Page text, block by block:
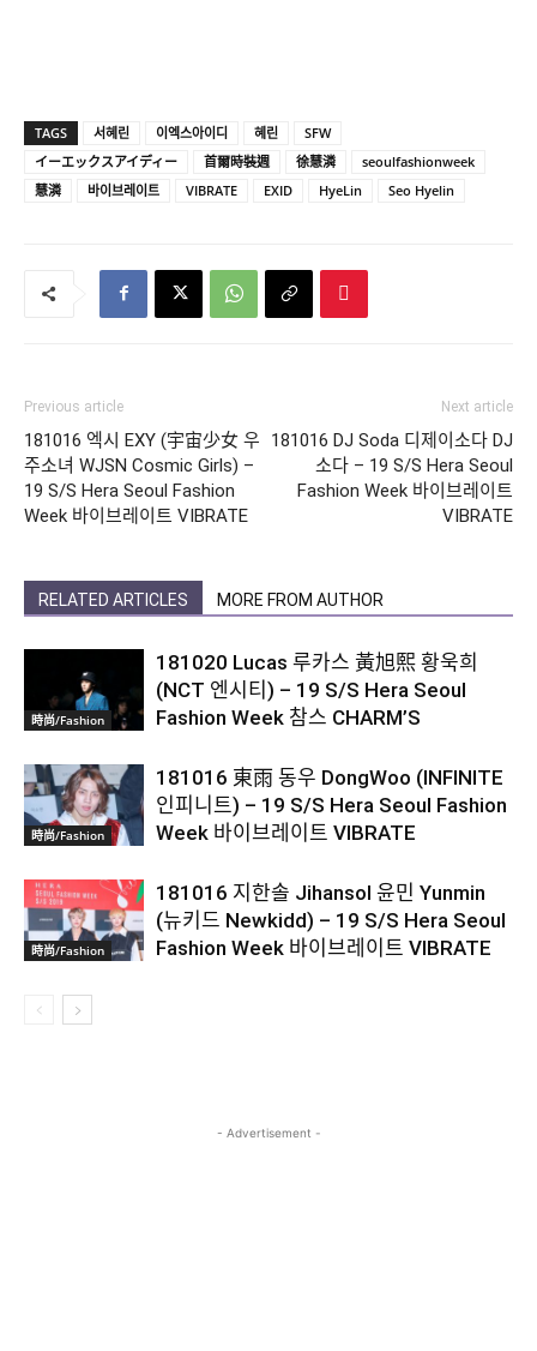
TAGS 서혜린 이엑스아이디 혜린
SFW
イーエックスアイディー
首爾時裝週 徐慧潾
seoulfashionweek
慧潾
바이브레이트 VIBRATE EXID HyeLin Seo Hyelin
Previous article
181016 엑시 EXY (宇宙少女 우
주소녀 WJSN Cosmic Girls) –
19 S/S Hera Seoul Fashion
Week 바이브레이트 VIBRATE
Next article
181016 DJ Soda 디제이소다 DJ
소다 – 19 S/S Hera Seoul
Fashion Week 바이브레이트
VIBRATE
RELATED ARTICLES MORE FROM AUTHOR
時尚/Fashion
181020 Lucas 루카스 黃旭熙 황욱희
(NCT 엔시티) – 19 S/S Hera Seoul
Fashion Week 참스 CHARM’S
時尚/Fashion
181016 東雨 동우 DongWoo (INFINITE
인피니트) – 19 S/S Hera Seoul Fashion
Week 바이브레이트 VIBRATE
時尚/Fashion
181016 지한솔 Jihansol 윤민 Yunmin
(뉴키드 Newkidd) – 19 S/S Hera Seoul
Fashion Week 바이브레이트 VIBRATE
- Advertisement -